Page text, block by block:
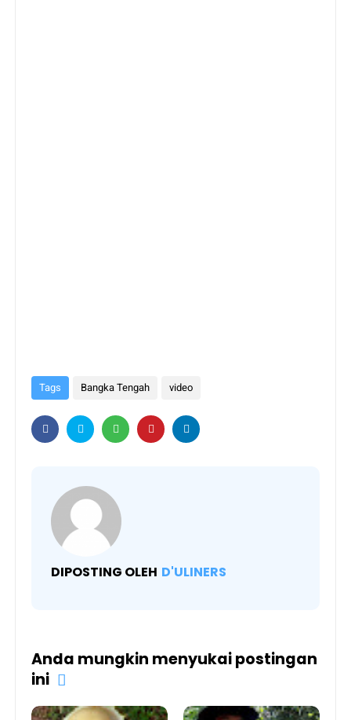
Tags Bangka Tengah video
DIPOSTING OLEH D'ULINERS
Anda mungkin menyukai postingan
ini